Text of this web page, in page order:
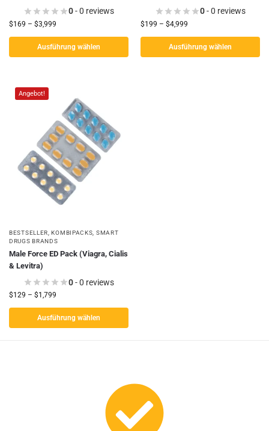
0- 0 reviews
$169 – $3,999
Ausführung wählen
0- 0 reviews
$199 – $4,999
Ausführung wählen
Angebot!
BESTSELLER, KOMBIPACKS, SMART
DRUGS BRANDS
Male Force ED Pack (Viagra, Cialis
& Levitra)
0- 0 reviews
$129 – $1,799
Ausführung wählen